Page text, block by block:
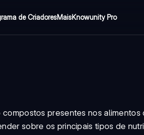
de CriadoresMaisKnowunity Pro
presentes nos alimentos
sobre os principais tipos de